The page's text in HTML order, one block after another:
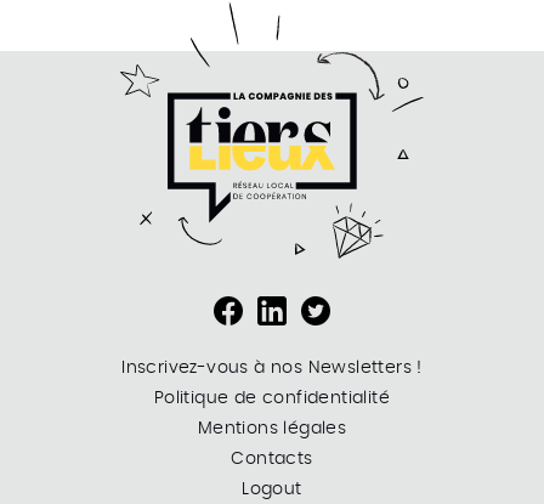
Inscrivez-vous à nos Newsletters !
Politique de confidentialité
Mentions légales
Contacts
Logout